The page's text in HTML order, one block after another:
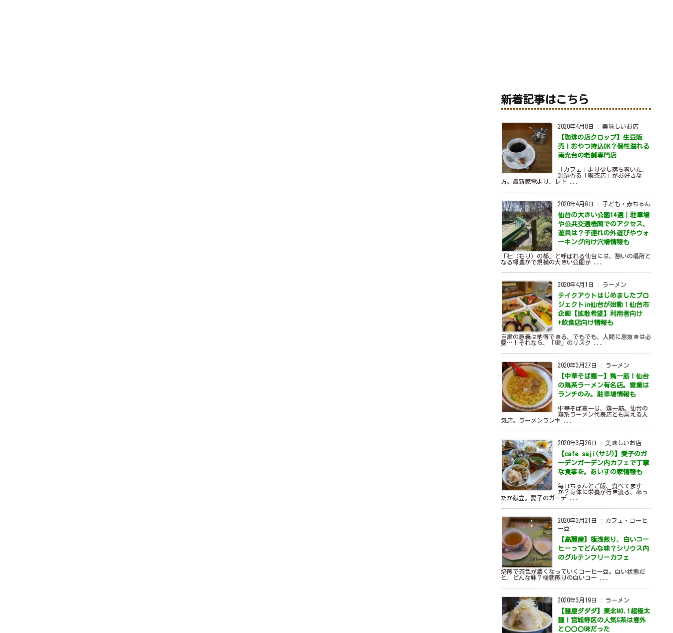
新着記事はこちら
2020年4月8日 : 美味しいお店
【珈琲の店クロップ】生豆販
売！おやつ持込OK？個性溢れる
南光台の老舗専門店
「カフェ」より少し落ち着いた、
珈琲香る「喫茶店」がお好きな
方。最新家電より、レト ...
2020年4月6日 : 子ども・赤ちゃん
仙台の大きい公園14選｜駐車場
や公共交通機関でのアクセス、
遊具は？子連れの外遊びやウォ
ーキング向け穴場情報も
「杜（もり）の都」と呼ばれる仙台には、憩いの場所と
なる緑豊かで規模の大きい公園が ...
2020年4月1日 : ラーメン
テイクアウトはじめましたプロ
ジェクトin仙台が始動！仙台市
企画【拡散希望】利用者向け
+飲食店向け情報も
自粛の意義は納得できる、でもでも、人間に息抜きは必
要…！それなら、「密」のリスク ...
2020年3月27日 : ラーメン
【中華そば嘉一】鶏一筋！仙台
の鶏系ラーメン有名店。営業は
ランチのみ。駐車場情報も
中華そば嘉一は、鶏一筋。仙台の
鶏系ラーメン代表店とも言える人
気店。ラーメンランキ ...
2020年3月26日 : 美味しいお店
【cafe saji(サジ)】愛子のガ
ーデンガーデン内カフェで丁寧
な食事を。あいすの家情報も
毎日ちゃんとご飯、食べてます
か？身体に栄養が行き渡る、あっ
たか献立。愛子のガーデ ...
2020年3月21日 : カフェ・コーヒ
ー豆
【高麗屋】極浅煎り、白いコー
ヒーってどんな味？シリウス内
のグルテンフリーカフェ
焙煎で茶色が濃くなっていくコーヒー豆。白い状態だ
と、どんな味？極朝煎りの白いコー ...
2020年3月19日 : ラーメン
【麺屋ダダダ】東北NO.1超極太
麺！宮城野区の人気G系は意外
と〇〇〇味だった